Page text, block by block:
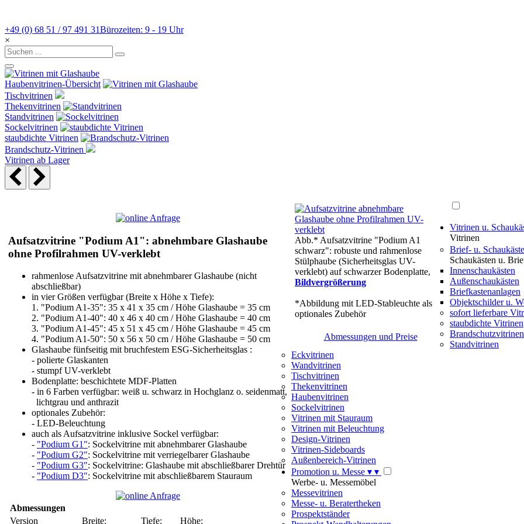
+49 (0) 68 51 / 97 491 31Bürozeiten: 9 - 19 Uhr
×
Haubenvitrinen-Übersicht
Tischvitrinen
Thekenvitrinen
Standvitrinen
Sockelvitrinen
staubdichte Vitrinen
Brandschutz-Vitrinen
Vitrinen ab Lager
Aufsatzvitrine "Podium A1": abnehmbare Glashaube
ohne Profilrahmen UV-verklebt
rahmenlose Aufsatzvitrine mit abnehmbarer Glashaube (nicht
abschließbar)
in vier Größen verfügbar (Breite x Höhe x Tiefe):
1. "Podium A1-35": 35 x 41 x 35 cm / Höhe Glashaube = 35 cm
2. "Podium A1-40": 40 x 46 x 40 cm / Höhe Glashaube = 40 cm
3. "Podium A1-45": 45 x 51 x 45 cm / Höhe Glashaube = 45 cm
4. "Podium A1-50": 50 x 56 x 50 cm / Höhe Glashaube = 50 cm
Glashaube fünfseitig mit bruchfestem ESG-Sicherheitsglas :
- polierte Glaskanten
- stumpf UV-verklebt
Bodenplatte: beschichtete MDF-Platten
- in 6 Farben verfügbar: weiß u. schwarz in Hochglanz o. seidenmatt,
lichtgrau und anthrazit
optionales Zubehör:
- LED-Beleuchtung
auch als Aufsatzvitrine inklusive Sockel verfügbar:
- "Podium G1": Sockelvitrine mit abnehmbarer Glashaube
- "Podium G2": Sockelvitrine mit verriegelbarer Glashaube
- "Podium G3": Sockelvitrine: Glashaube mit abschließbarer Drehtür
- "Podium D3": Sockelvitrine mit abschließbarem Stauraum
Abmessungen
Version
Breite: Tiefe: Höhe:
Abb.* Aufsatzvitrine "Podium A1
schwarz": robuste und rahmenlose
Stülphaube (Sicherheitsglas UV-
verklebt) auf schwarzer Bodenplatte,
Bildvergrößerung
*Abbildung mit LED-Stableuchte als
optionales Zubehör
Abmessungen und Preise
Vitrinen u.
Vitrinen
Brief- u.
Schaukästen u.
Innenschaukästen
Außenschaukästen
Briefkastenanlagen
Objektschilder u.
sofort lieferbare
staubdichte Vitrinen
Brandschutzvitrinen
Standvitrinen
Eckvitrinen
Wandvitrinen
Tischvitrinen
Thekenvitrinen
Haubenvitrinen
Sockelvitrinen
Vitrinen mit Stauraum
Vitrinen mit Beleuchtung
Design-Vitrinen
Vitrinen-Sideboards
Außenbereich-Vitrinen
Promotion u. Messe ▾ ▾
Werbe- u. Messemöbel
Messevitrinen
Messe- u. Beratertheken
Prospektständer